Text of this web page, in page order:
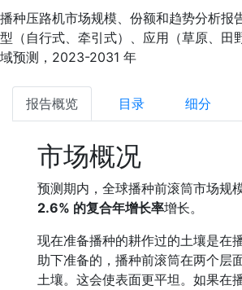
播种压路机市场规模、份额和趋势分析报
型（自行式、牵引式）、应用（草原、田
域预测，2023-2031 年
报告概览 目录 细分
市场概况
预测期内，全球播种前滚筒市场规
2.6% 的复合年增长率增长。
现在准备播种的耕作过的土壤是在
助下准备的，播种前滚筒在两个层
土壤。这会使表面更平坦。如果在